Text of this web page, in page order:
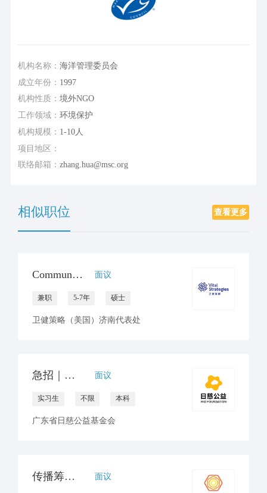
机构名称： 海洋管理委员会
成立年份： 1997
机构性质： 境外NGO
工作领域： 环境保护
机构规模： 1-10人
项目地区：
联络邮箱： zhang.hua@msc.org
相似职位 查看更多
Communications Consultant 面议
兼职 5-7年 硕士
卫健策略（美国）济南代表处
急招｜公益项目设计&运营实习生（线上协作） 面议
实习生 不限 本科
广东省日慈公益基金会
传播筹款总监 面议